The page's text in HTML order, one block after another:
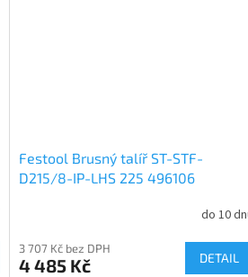
Festool Brusný talíř ST-STF-
D215/8-IP-LHS 225 496106
do 10
3 707 Kč bez DPH
4 485 Kč DETAIL